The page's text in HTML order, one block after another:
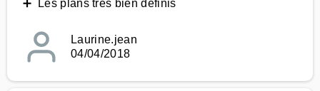
➕ Les plans très bien définis
Laurine.jean
04/04/2018